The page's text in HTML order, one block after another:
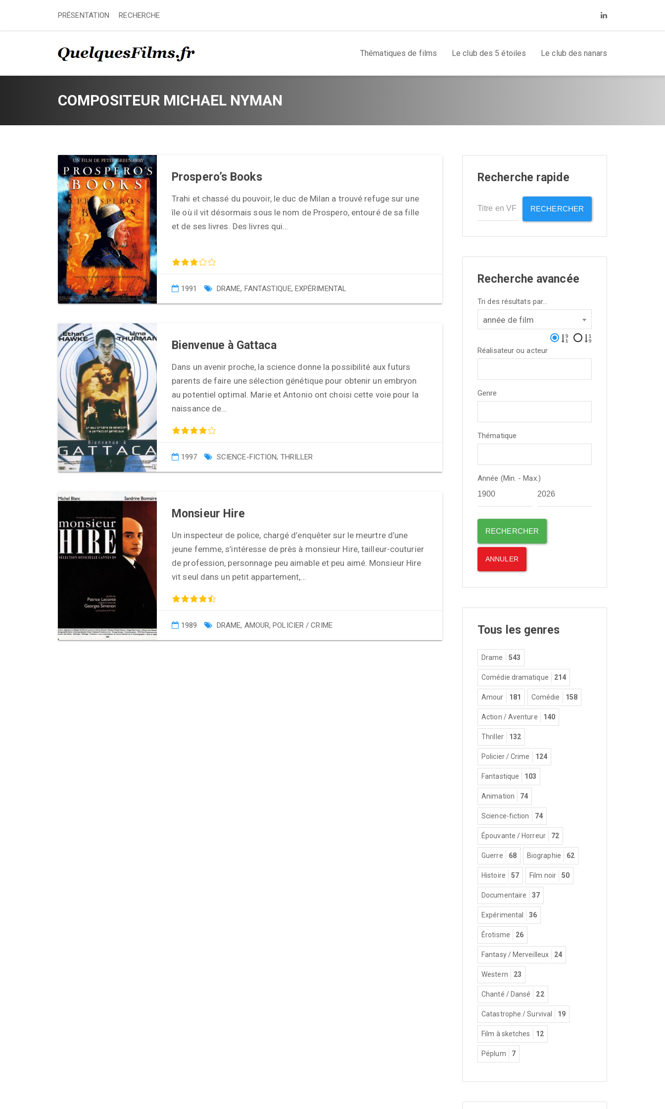
PRÉSENTATION RECHERCHE
Thématiques de films Le club des 5 étoiles Le club des nanars
COMPOSITEUR MICHAEL NYMAN
Prospero’s Books
Trahi et chassé du pouvoir, le duc de Milan a trouvé refuge sur une
île où il vit désormais sous le nom de Prospero, entouré de sa fille
et de ses livres. Des livres qui…
1991 DRAME, FANTASTIQUE, EXPÉRIMENTAL
Bienvenue à Gattaca
Dans un avenir proche, la science donne la possibilité aux futurs
parents de faire une sélection génétique pour obtenir un embryon
au potentiel optimal. Marie et Antonio ont choisi cette voie pour la
naissance de…
1997 SCIENCE-FICTION, THRILLER
Monsieur Hire
Un inspecteur de police, chargé d’enquêter sur le meurtre d’une
jeune femme, s’intéresse de près à monsieur Hire, tailleur-couturier
de profession, personnage peu aimable et peu aimé. Monsieur Hire
vit seul dans un petit appartement,…
1989 DRAME, AMOUR,POLICIER / CRIME
Recherche rapide
RECHERCHER
Recherche avancée
Tri des résultats par...
année de film
Réalisateur ou acteur
Genre
Thématique
Année (Min. - Max.)
Tous les genres
Drame 543
Comédie dramatique 214
Amour 181 Comédie 158
Action / Aventure 140
Thriller 132
Policier / Crime 124
Fantastique 103
Animation 74
Science-fiction 74
Épouvante / Horreur 72
Guerre 68 Biographie 62
Histoire 57 Film noir 50
Documentaire 37
Expérimental 36
Érotisme 26
Fantasy / Merveilleux 24
Western 23
Chanté / Dansé 22
Catastrophe / Survival 19
Film à sketches 12
Péplum 7